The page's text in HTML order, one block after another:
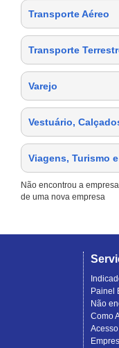
Transporte Aéreo
Transporte
Varejo
Vestuário,
Viagens, Turismo
Não encontrou a
de uma nova empresa
Painel
Não
Como